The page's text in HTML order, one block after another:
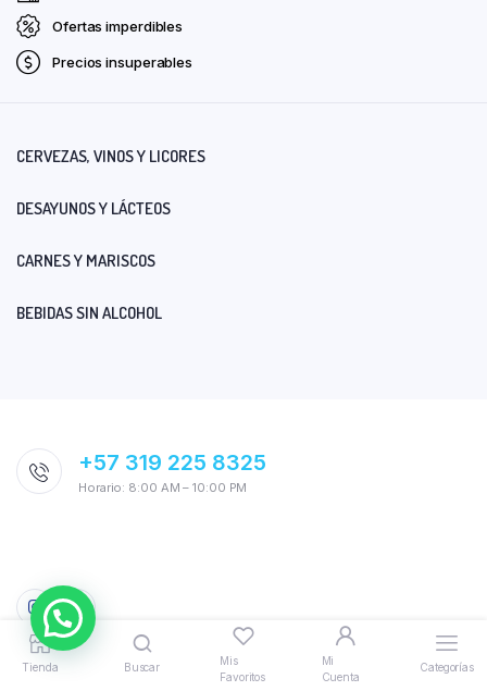
Tienda Buscar
Mis
Favoritos
Mi
Cuenta
Categorías
Ofertas imperdibles
Precios insuperables
CERVEZAS, VINOS Y LICORES
DESAYUNOS Y LÁCTEOS
CARNES Y MARISCOS
BEBIDAS SIN ALCOHOL
+57 319 225 8325
Horario: 8:00 AM – 10:00 PM